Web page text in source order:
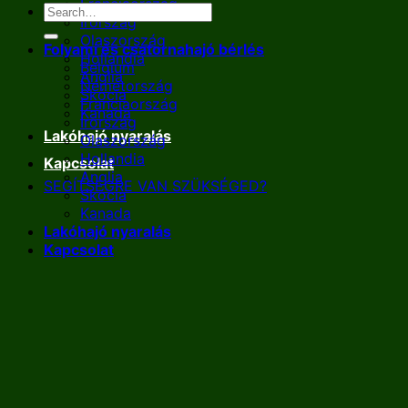
Franciaország
Írország
Olaszország
Hollandia
Anglia
Skócia
Kanada
Lakóhajó nyaralás
Kapcsolat
SEGÍTSÉGRE VAN SZÜKSÉGED?
Folyami és csatornahajó bérlés
Belgium
Németország
Franciaország
Írország
Olaszország
Hollandia
Anglia
Skócia
Kanada
Lakóhajó nyaralás
Kapcsolat